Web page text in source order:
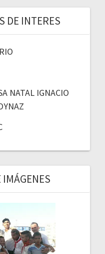
DE INTERES
NATAL IGNACIO
IMÁGENES